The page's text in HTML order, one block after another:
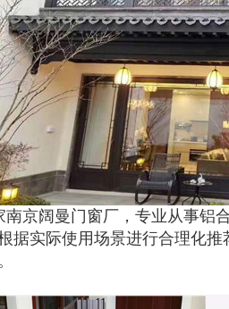
京阔曼门窗厂，专业从事铝
据实际使用场景进行合理化